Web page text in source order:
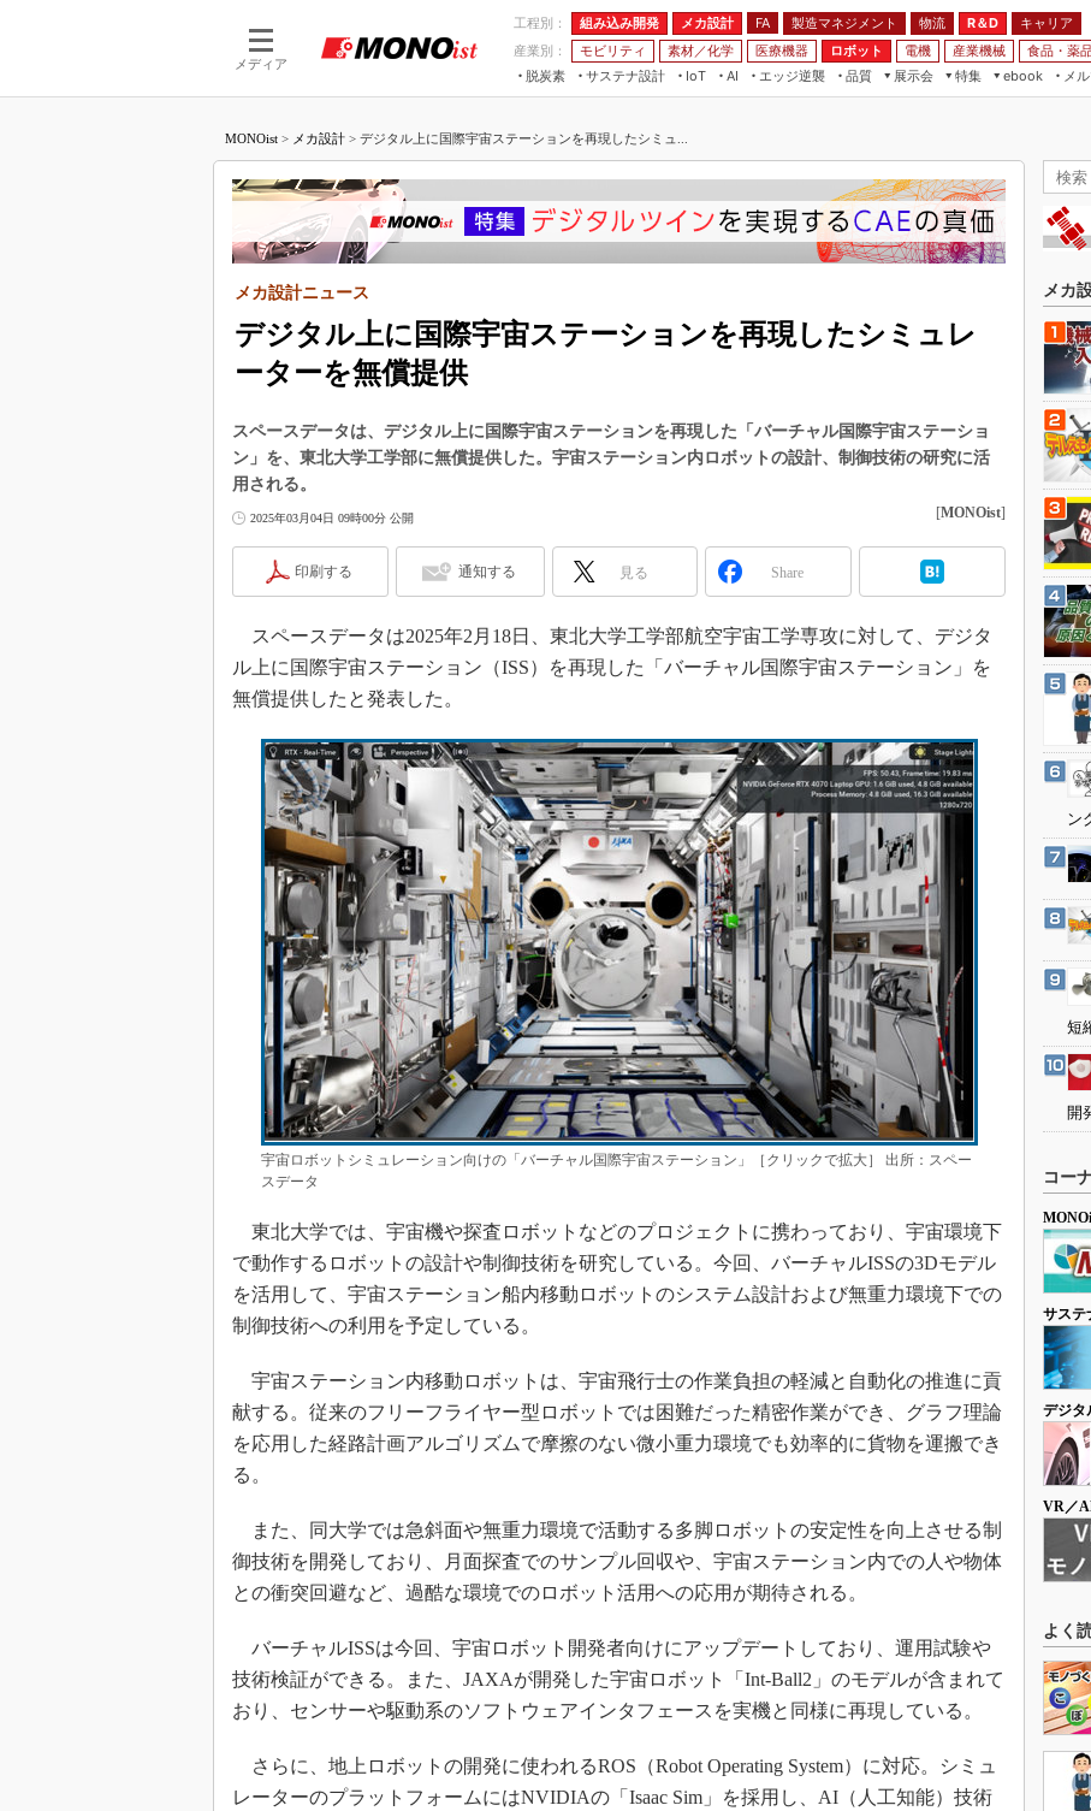
メディア
工程別： 組み込み開発 メカ設計 FA 製造マネジメント 物流 R＆D
キャリア
産業別：
モビリティ 素材／化学 医療機器 ロボット 電機 産業機械 食品・薬
脱炭素
サステナ設計
IoT
つながる工場
つながるサービス
AI
AI×設備保全
Physical AI
エッジ逆襲 品質
展示会
JIMTOF
組込み/エッジ コンピューティング
IIFES
国際ロボット展
TECHNO-FRONTIER
EdgeTech+
産業オープンネット展
特集
5G
VR／AR
フィールドサービス
組み込み画像技術
車載ソフト開発
3Dプリンタ
デジタルツインとCAE
インダストリー4.0
メイドインジャパン
植物工場
知財マネジメント
海外生産
グローバル設計・開発
制御セキュリティ
新型コロナへの対応
ebook
製造マネジメント
FA
モビリティ
メ
MONOist > メカ設計 > デジタル上に国際宇宙ステーションを再現したシミュ...
デジタル上に国際宇宙ステーションを再現したシミュレ
ーターを無償提供
メカ設計ニュース
スペースデータは、デジタル上に国際宇宙ステーションを再現した「バーチャル国際宇宙ステーショ
ン」を、東北大学工学部に無償提供した。宇宙ステーション内ロボットの設計、制御技術の研究に活
用される。
2025年03月04日 09時00分 公開 [MONOist]
印刷する 通知する 見る Share
スペースデータは2025年2月18日、東北大学工学部航空宇宙工学専攻に対して、デジタ
ル上に国際宇宙ステーション（ISS）を再現した「バーチャル国際宇宙ステーション」を
無償提供したと発表した。
宇宙ロボットシミュレーション向けの「バーチャル国際宇宙ステーション」［クリックで拡大］ 出所：スペー
スデータ
東北大学では、宇宙機や探査ロボットなどのプロジェクトに携わっており、宇宙環境下
で動作するロボットの設計や制御技術を研究している。今回、バーチャルISSの3Dモデル
を活用して、宇宙ステーション船内移動ロボットのシステム設計および無重力環境下での
制御技術への利用を予定している。
宇宙ステーション内移動ロボットは、宇宙飛行士の作業負担の軽減と自動化の推進に貢
献する。従来のフリーフライヤー型ロボットでは困難だった精密作業ができ、グラフ理論
を応用した経路計画アルゴリズムで摩擦のない微小重力環境でも効率的に貨物を運搬でき
る。
また、同大学では急斜面や無重力環境で活動する多脚ロボットの安定性を向上させる制
御技術を開発しており、月面探査でのサンプル回収や、宇宙ステーション内での人や物体
との衝突回避など、過酷な環境でのロボット活用への応用が期待される。
バーチャルISSは今回、宇宙ロボット開発者向けにアップデートしており、運用試験や
技術検証ができる。また、JAXAが開発した宇宙ロボット「Int-Ball2」のモデルが含まれて
おり、センサーや駆動系のソフトウェアインタフェースを実機と同様に再現している。
さらに、地上ロボットの開発に使われるROS（Robot Operating System）に対応。シミュ
レーターのプラットフォームにはNVIDIAの「Isaac Sim」を採用し、AI（人工知能）技術
メカ
ン
短
開
コー
サステ
デジタ
VR／
よく